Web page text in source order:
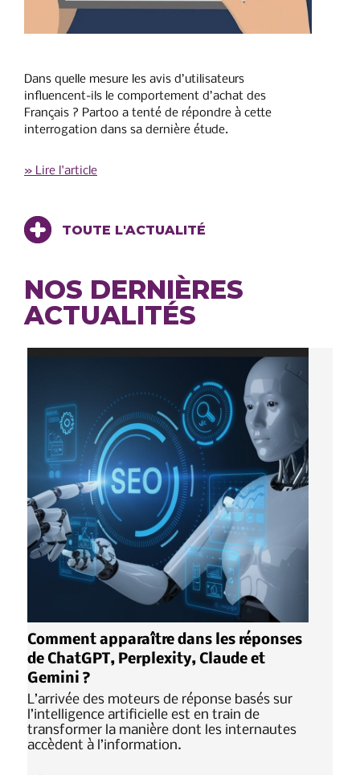
Dans quelle mesure les avis d’utilisateurs
influencent-ils le comportement d’achat des
Français ? Partoo a tenté de répondre à cette
interrogation dans sa dernière étude.
» Lire l'article
TOUTE L'ACTUALITÉ
NOS DERNIÈRES
ACTUALITÉS
Comment apparaître dans les réponses
de ChatGPT, Perplexity, Claude et
Gemini ?
L’arrivée des moteurs de réponse basés sur
l’intelligence artificielle est en train de
transformer la manière dont les internautes
accèdent à l’information.